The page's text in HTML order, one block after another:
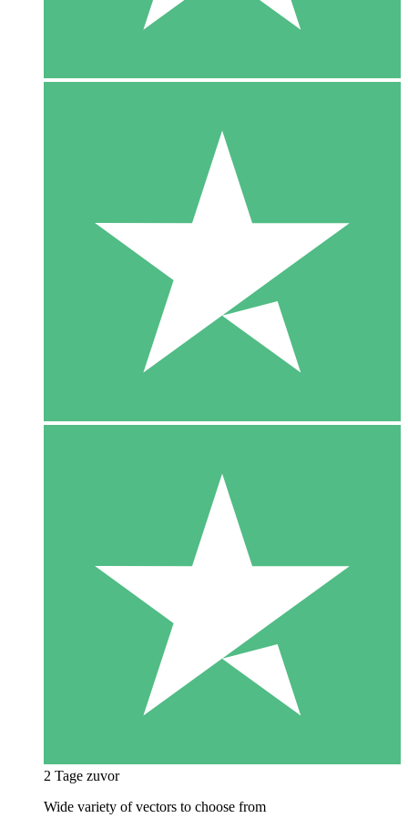
2 Tage zuvor
Wide variety of vectors to choose from